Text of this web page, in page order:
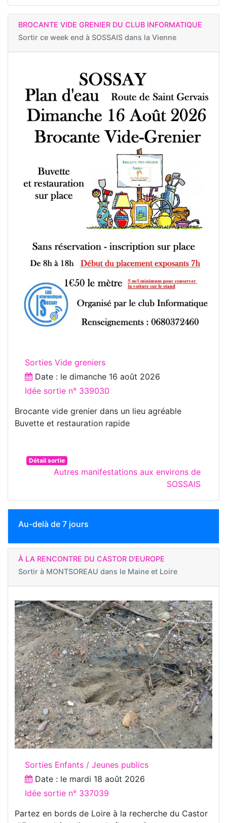
BROCANTE VIDE GRENIER DU CLUB INFORMATIQUE
Sortir ce week end à SOSSAIS dans la Vienne
Sorties Vide greniers
Date : le dimanche 16 août 2026
Idée sortie n° 339030
Brocante vide grenier dans un lieu agréable
Buvette et restauration rapide
Détail sortie
Autres manifestations aux environs de
SOSSAIS
Au-delà de 7 jours
À LA RENCONTRE DU CASTOR D'EUROPE
Sortir à MONTSOREAU dans le Maine et Loire
Sorties Enfants / Jeunes publics
Date : le mardi 18 août 2026
Idée sortie n° 337039
Partez en bords de Loire à la recherche du Castor